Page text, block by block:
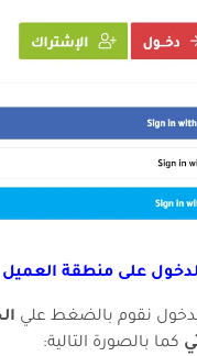
على منطقة العميل
بالصورة التالية: